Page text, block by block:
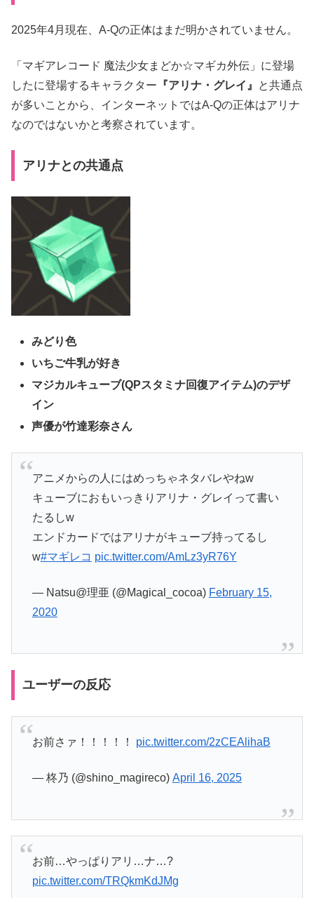
2025年4月現在、A-Qの正体はまだ明かされていません。
「マギアレコード 魔法少女まどか☆マギカ外伝」に登場
したに登場するキャラクター 『アリナ・グレイ』
と共通点
が多いことから、インターネットではA-Qの正体はアリナ
なのではないかと考察されています。
アリナとの共通点
みどり色
いちご牛乳が好き
マジカルキューブ(QPスタミナ回復アイテム)のデザ
イン
声優が竹達彩奈さん
アニメからの人にはめっちゃネタバレやねw
キューブにおもいっきりアリナ・グレイって書い
たるしw
エンドカードではアリナがキューブ持ってるし
w#マギレコ pic.twitter.com/AmLz3yR76Y
— Natsu@理亜 (@Magical_cocoa) February 15,
2020
ユーザーの反応
お前さァ！！！！！ pic.twitter.com/2zCEAlihaB
— 柊乃 (@shino_magireco) April 16, 2025
お前…やっぱりアリ…ナ…?
pic.twitter.com/TRQkmKdJMg